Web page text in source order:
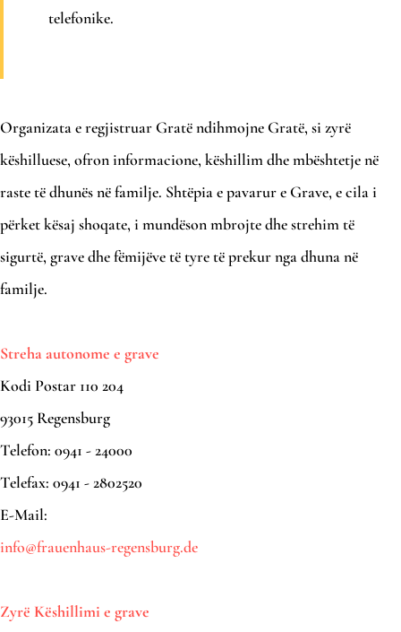
telefonike.
Organizata e regjistruar Gratë ndihmojne Gratë, si zyrë
këshilluese, ofron informacione, këshillim dhe mbështetje në
raste të dhunës në familje. Shtëpia e pavarur e Grave, e cila i
përket kësaj shoqate, i mundëson mbrojte dhe strehim të
sigurtë, grave dhe fëmijëve të tyre të prekur nga dhuna në
familje.
Streha autonome e grave
Kodi Postar 110 204
93015 Regensburg
Telefon: 0941 - 24000
Telefax: 0941 - 2802520
E-Mail:
info@frauenhaus-regensburg.de
Zyrë Këshillimi e grave